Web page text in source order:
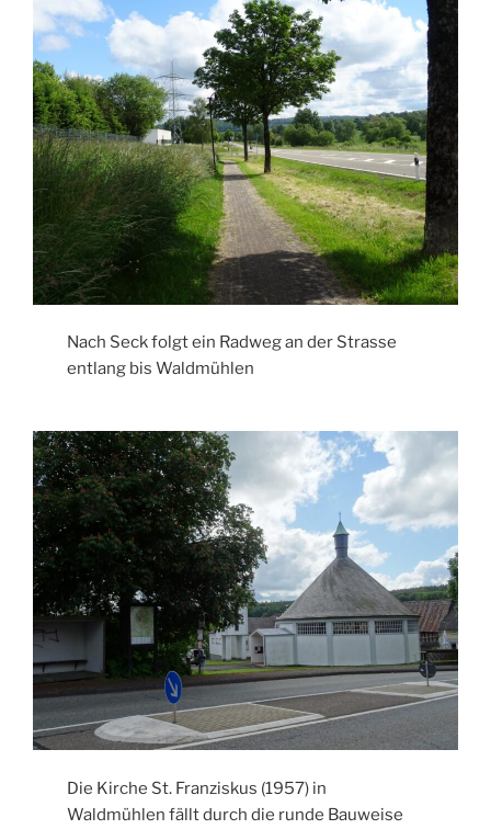
Nach Seck folgt ein Radweg an der Strasse
entlang bis Waldmühlen
Die Kirche St. Franziskus (1957) in
Waldmühlen fällt durch die runde Bauweise